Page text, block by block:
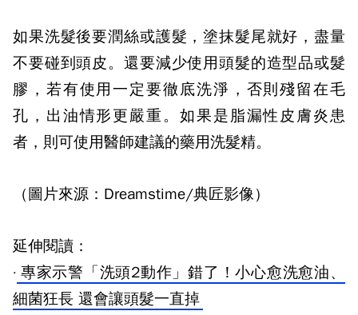
如果洗髮後要潤絲或護髮，塗抹髮尾就好，盡量
不要碰到頭皮。還要減少使用頭髮的造型品或髮
膠，若有使用一定要徹底洗淨，否則殘留在毛
孔，出油情形更嚴重。如果是脂漏性皮膚炎患
者，則可使用醫師建議的藥用洗髮精。
（圖片來源：Dreamstime/典匠影像）
延伸閱讀：
· 專家示警「洗頭2動作」錯了！小心愈洗愈油、
細菌狂長 還會讓頭髮一直掉